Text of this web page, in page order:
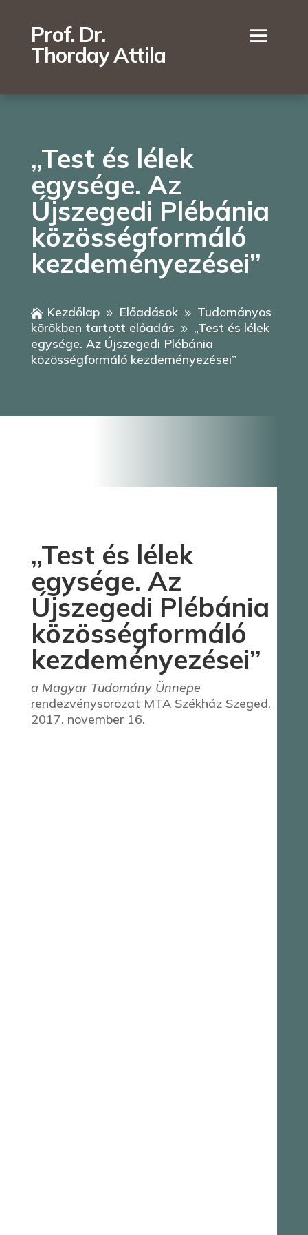
Prof. Dr.
Thorday Attila
„Test és lélek
egysége. Az
Újszegedi Plébánia
közösségformáló
kezdeményezései”
 Kezdőlap 9 Előadások 9 Tudományos
körökben tartott előadás
9 „Test és lélek
egysége. Az Újszegedi Plébánia
közösségformáló kezdeményezései”
„Test és lélek
egysége. Az
Újszegedi Plébánia
közösségformáló
kezdeményezései”
a Magyar Tudomány Ünnepe
rendezvénysorozat MTA Székház Szeged,
2017. november 16.